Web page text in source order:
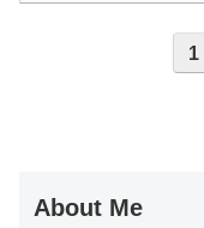
1
About Me